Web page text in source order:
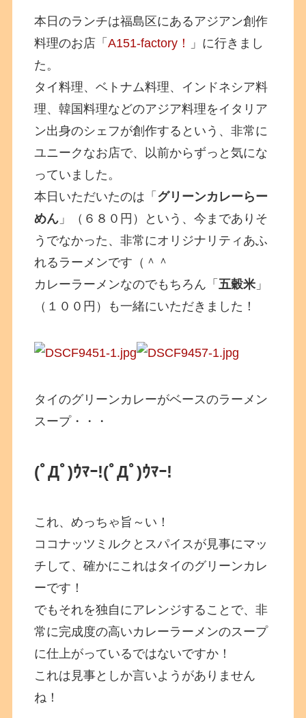
本日のランチは福島区にあるアジアン創作
料理のお店「A151-factory！
」に行きまし
た。
タイ料理、ベトナム料理、インドネシア料
理、韓国料理などのアジア料理をイタリア
ン出身のシェフが創作するという、非常に
ユニークなお店で、以前からずっと気にな
っていました。
本日いただいたのは「 グリーンカレーらー
めん 」（６８０円）という、今までありそ
うでなかった、非常にオリジナリティあふ
れるラーメンです（＾＾
カレーラーメンなのでもちろん「五穀米 」
（１００円）も一緒にいただきました！
タイのグリーンカレーがベースのラーメン
スープ・・・
(ﾟДﾟ)ｳﾏｰ!(ﾟДﾟ)ｳﾏｰ!
これ、めっちゃ旨～い！
ココナッツミルクとスパイスが見事にマッ
チして、確かにこれはタイのグリーンカレ
ーです！
でもそれを独自にアレンジすることで、非
常に完成度の高いカレーラーメンのスープ
に仕上がっているではないですか！
これは見事としか言いようがありません
ね！